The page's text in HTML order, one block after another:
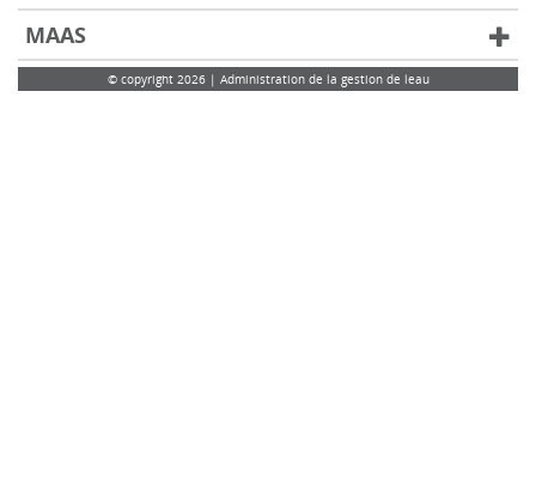
MAAS
© copyright 2026 | Administration de la gestion de leau